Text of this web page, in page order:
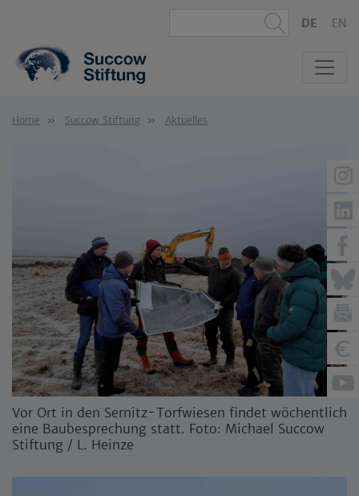
DE EN
Home Succow Stiftung Aktuelles
Vor Ort in den Sernitz-Torfwiesen findet wöchentlich
eine Baubesprechung statt. Foto: Michael Succow
Stiftung / L. Heinze